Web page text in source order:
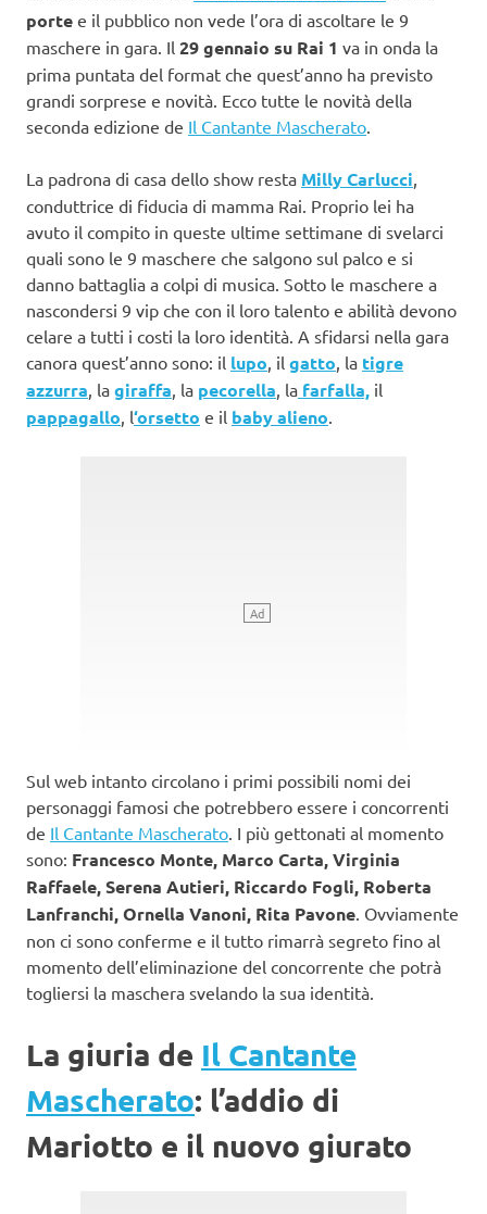
porte e il pubblico non vede l’ora di ascoltare le 9
maschere in gara. Il 29 gennaio su Rai 1 va in onda la
prima puntata del format che quest’anno ha previsto
grandi sorprese e novità. Ecco tutte le novità della
seconda edizione de Il Cantante Mascherato
La padrona di casa dello show resta Milly Carlucci
conduttrice di fiducia di mamma Rai. Proprio lei ha
avuto il compito in queste ultime settimane di svelarci
quali sono le 9 maschere che salgono sul palco e si
danno battaglia a colpi di musica. Sotto le maschere a
nascondersi 9 vip che con il loro talento e abilità devono
celare a tutti i costi la loro identità. A sfidarsi nella gara
canora quest’anno sono: il lupo , il gatto , la tigre
azzurra , la giraffa , la pecorella , la farfalla, il
pappagallo , l‘orsetto e il baby alieno
Sul web intanto circolano i primi possibili nomi dei
personaggi famosi che potrebbero essere i concorrenti
de Il Cantante Mascherato . I più gettonati al momento
sono: Francesco Monte, Marco Carta, Virginia
Raffaele, Serena Autieri, Riccardo Fogli, Roberta
Lanfranchi, Ornella Vanoni, Rita Pavone . Ovviamente
non ci sono conferme e il tutto rimarrà segreto fino al
momento dell’eliminazione del concorrente che potrà
togliersi la maschera svelando la sua identità.
La giuria de Il Cantante
Mascherato: l’addio di
Mariotto e il nuovo giurato